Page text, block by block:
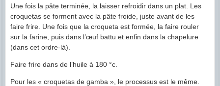
Une fois la pâte terminée, la laisser refroidir dans un plat. Les
croquetas se forment avec la pâte froide, juste avant de les
faire frire. Une fois que la croqueta est formée, la faire rouler
sur la farine, puis dans l’œuf battu et enfin dans la chapelure
(dans cet ordre-là).
Faire frire dans de l’huile à 180 °c.
Pour les « croquetas de gamba », le processus est le même.